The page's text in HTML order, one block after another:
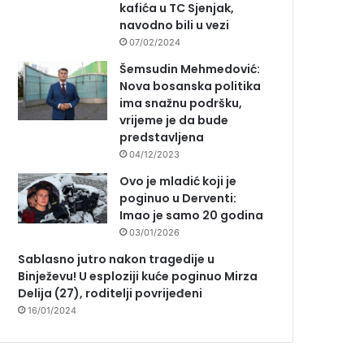
kafića u TC Sjenjak,
navodno bili u vezi
07/02/2024
Šemsudin Mehmedović:
Nova bosanska politika
ima snažnu podršku,
vrijeme je da bude
predstavljena
04/12/2023
Ovo je mladić koji je
poginuo u Derventi:
Imao je samo 20 godina
03/01/2026
Sablasno jutro nakon tragedije u
Binježevu! U esploziji kuće poginuo Mirza
Delija (27), roditelji povrijeđeni
16/01/2024